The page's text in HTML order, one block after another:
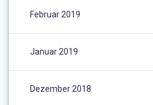
Februar 2019
Januar 2019
Dezember 2018